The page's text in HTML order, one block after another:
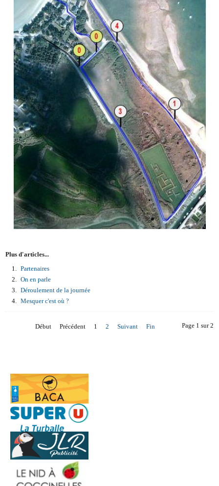
Plus d'articles...
Partenaires
On en parle
Déroulement de la journée
Mesquer c'est où ?
Page 1 sur 2
Début Précédent 1 2 Suivant Fin